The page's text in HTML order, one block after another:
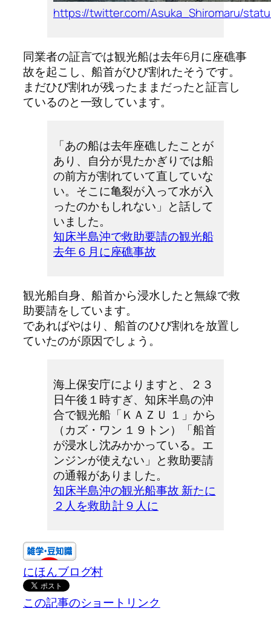
https://twitter.com/Asuka_Shiromaru/
同業者の証言では観光船は去年6月に座礁事
故を起こし、船首がひび割れたそうです。
まだひび割れが残ったままだったと証言し
ているのと一致しています。
「あの船は去年座礁したことが
あり、自分が見たかぎりでは船
の前方が割れていて直していな
い。そこに亀裂が入って水が入
ったのかもしれない」と話して
いました。
知床半島沖で救助要請の観光船
去年６月に座礁事故
観光船自身、船首から浸水したと無線で救
助要請をしています。
であればやはり、船首のひび割れを放置し
ていたのが原因でしょう。
海上保安庁によりますと、２３
日午後１時すぎ、知床半島の沖
合で観光船「ＫＡＺＵ １」から
（カズ・ワン １９トン）「船首
が浸水し沈みかかっている。エ
ンジンが使えない」と救助要請
の通報がありました。
知床半島沖の観光船事故 新たに
２人を救助 計９人に
にほんブログ村
この記事のショートリンク